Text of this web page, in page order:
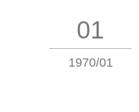
01
1970/01